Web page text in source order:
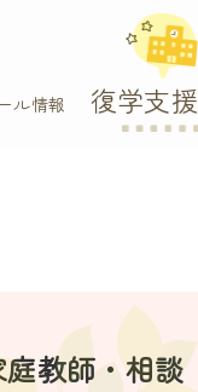
ル情報 復学支援
庭教師・相談